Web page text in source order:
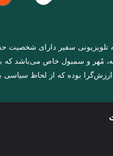
تلویزیونی سفیر دارای شخصیت
مُهر و سمبول خاص می‌باشد که
ارزش‌گرا بوده که از لحاظ